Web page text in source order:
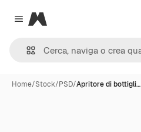
Close menu
Magnific
Home/Stock/PSD/Apritore di bottigli…